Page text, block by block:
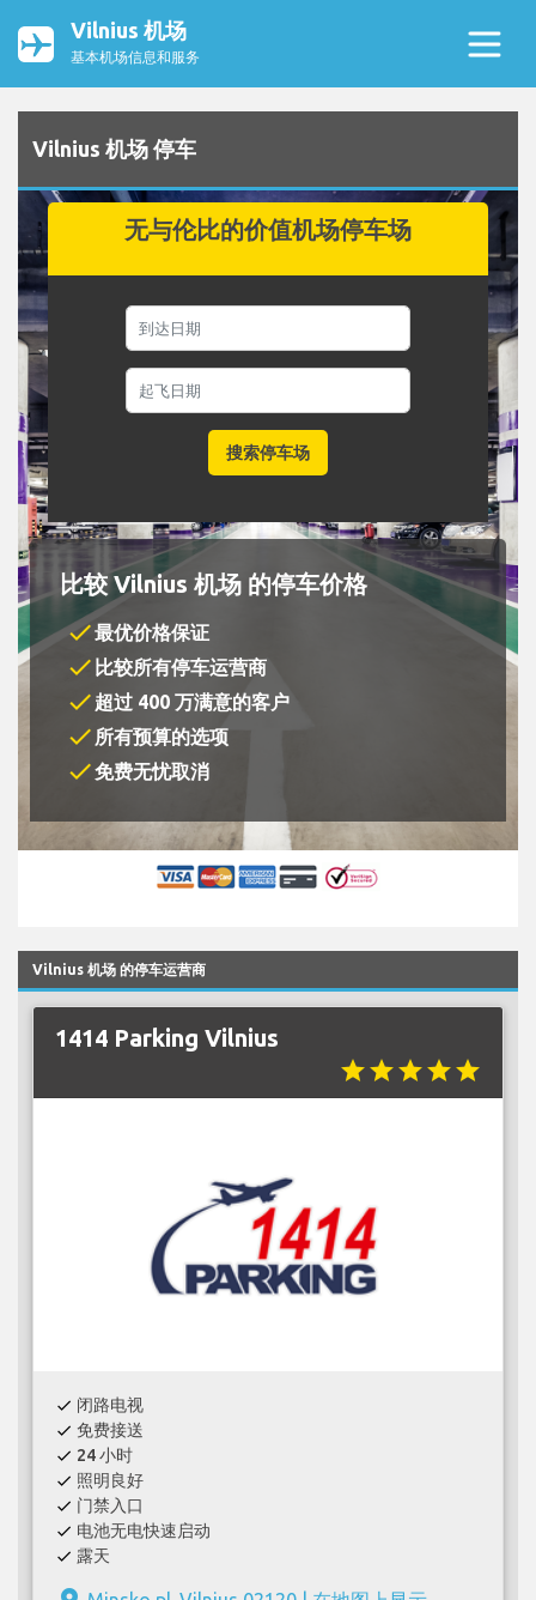
Vilnius 机场
基本机场信息和服务
Vilnius 机场 停车
无与伦比的价值机场停车场
比较 Vilnius 机场 的停车价格
check最优价格保证
check 比较所有停车运营商
check 超过 400 万满意的客户
check 所有预算的选项
check免费无忧取消
Vilnius 机场 的停车运营商
1414 Parking Vilnius
starstarstarstarstar
check 闭路电视
check 免费接送
check 24 小时
check 照明良好
check 门禁入口
check 电池无电快速启动
check 露天